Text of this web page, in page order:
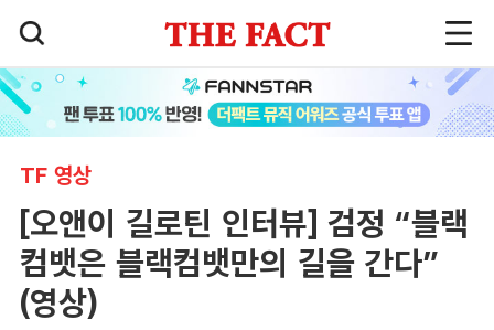
TF 영상
[오앤이 길로틴 인터뷰] 검정 “블랙
컴뱃은 블랙컴뱃만의 길을 간다”
(영상)